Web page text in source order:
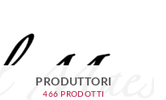
PRODUTTORI
466 PRODOTTI